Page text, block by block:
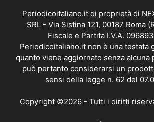
Periodicoitaliano.it di proprietà di
SRL - Via Sistina 121, 00187 Roma
Fiscale e Partita I.V.A.
Periodicoitaliano.it non è una testata
quanto viene aggiornato senza alcuna
può pertanto considerarsi un
sensi della legge n. 62 del
Copyright ©2026 - Tutti i diritti